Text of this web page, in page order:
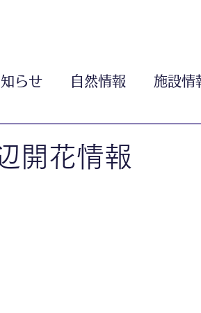
らせ 自然情報 施設情
開花情報